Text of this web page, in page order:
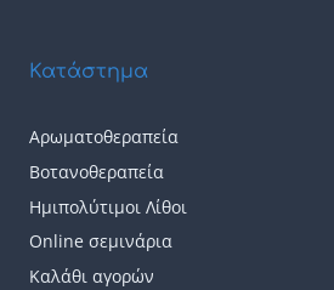
Κατάστημα
Αρωματοθεραπεία
Βοτανοθεραπεία
Ημιπολύτιμοι Λίθοι
Online σεμινάρια
Καλάθι αγορών